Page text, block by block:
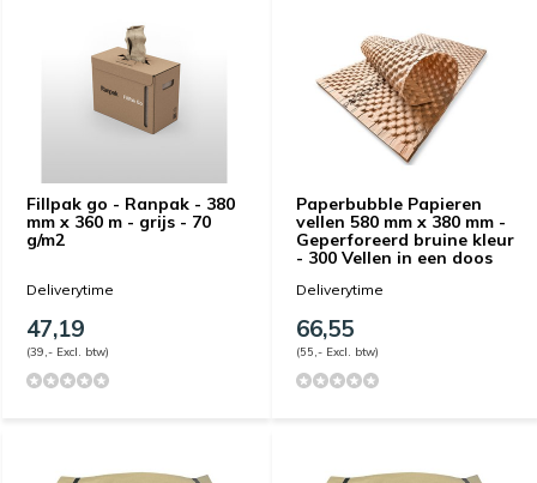
Fillpak go - Ranpak - 380
mm x 360 m - grijs - 70
g/m2
Deliverytime
47,19
(39,- Excl. btw)
Paperbubble Papieren
vellen 580 mm x 380 mm -
Geperforeerd bruine kleur
- 300 Vellen in een doos
Deliverytime
66,55
(55,- Excl. btw)